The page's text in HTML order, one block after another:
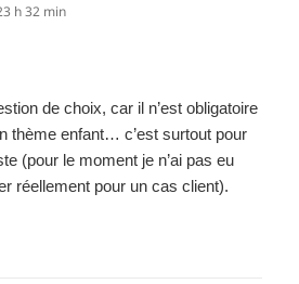
h 32 min
de choix, car il n’est obligatoire
thème enfant… c’est surtout pour
(pour le moment je n’ai pas eu
réellement pour un cas client).